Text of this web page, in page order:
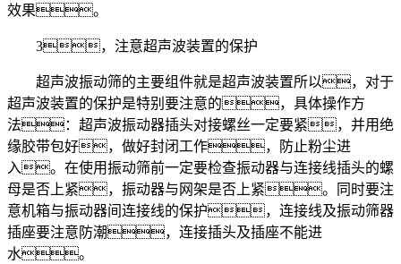
效果。
3，注意超声波装置的保护
超声波振动筛的主要组件就是超声波装置所以，对于
超声波装置的保护是特别要注意的，具体操作方
法：超声波振动器插头对接螺丝一定要紧，并用绝
缘胶带包好，做好封闭工作，防止粉尘进
入。在使用振动筛前一定要检查振动器与连接线插头的螺
母是否上紧，振动器与网架是否上紧。同时要注
意机箱与振动器间连接线的保护，连接线及振动筛器
插座要注意防潮，连接插头及插座不能进
水。